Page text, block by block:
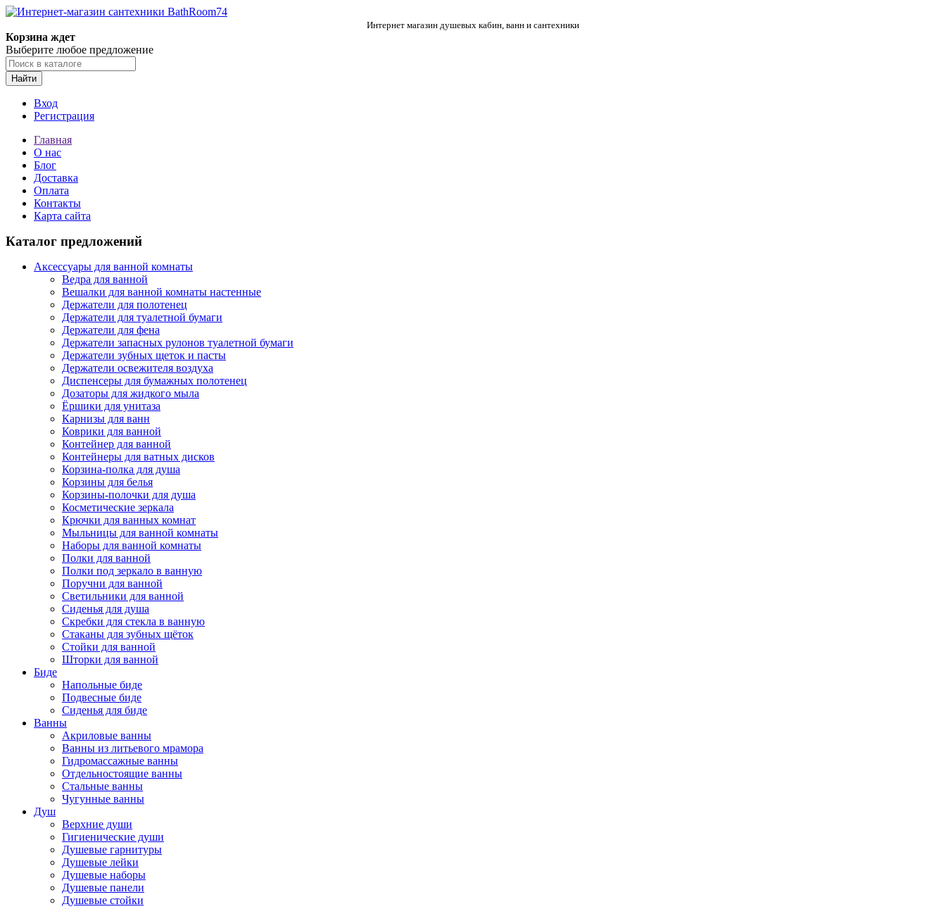
Интернет магазин душевых кабин, ванн и сантехники
Корзина ждет
Выберите любое предложение
Найти
Вход
Регистрация
Главная
О нас
Блог
Доставка
Оплата
Контакты
Карта сайта
Каталог предложений
Аксессуары для ванной комнаты
Ведра для ванной
Вешалки для ванной комнаты настенные
Держатели для полотенец
Держатели для туалетной бумаги
Держатели для фена
Держатели запасных рулонов туалетной бумаги
Держатели зубных щеток и пасты
Держатели освежителя воздуха
Диспенсеры для бумажных полотенец
Дозаторы для жидкого мыла
Ёршики для унитаза
Карнизы для ванн
Коврики для ванной
Контейнер для ванной
Контейнеры для ватных дисков
Корзина-полка для душа
Корзины для белья
Корзины-полочки для душа
Косметические зеркала
Крючки для ванных комнат
Мыльницы для ванной комнаты
Наборы для ванной комнаты
Полки для ванной
Полки под зеркало в ванную
Поручни для ванной
Светильники для ванной
Сиденья для душа
Скребки для стекла в ванную
Стаканы для зубных щёток
Стойки для ванной
Шторки для ванной
Биде
Напольные биде
Подвесные биде
Сиденья для биде
Ванны
Акриловые ванны
Ванны из литьевого мрамора
Гидромассажные ванны
Отдельностоящие ванны
Стальные ванны
Чугунные ванны
Душ
Верхние души
Гигиенические души
Душевые гарнитуры
Душевые лейки
Душевые наборы
Душевые панели
Душевые стойки